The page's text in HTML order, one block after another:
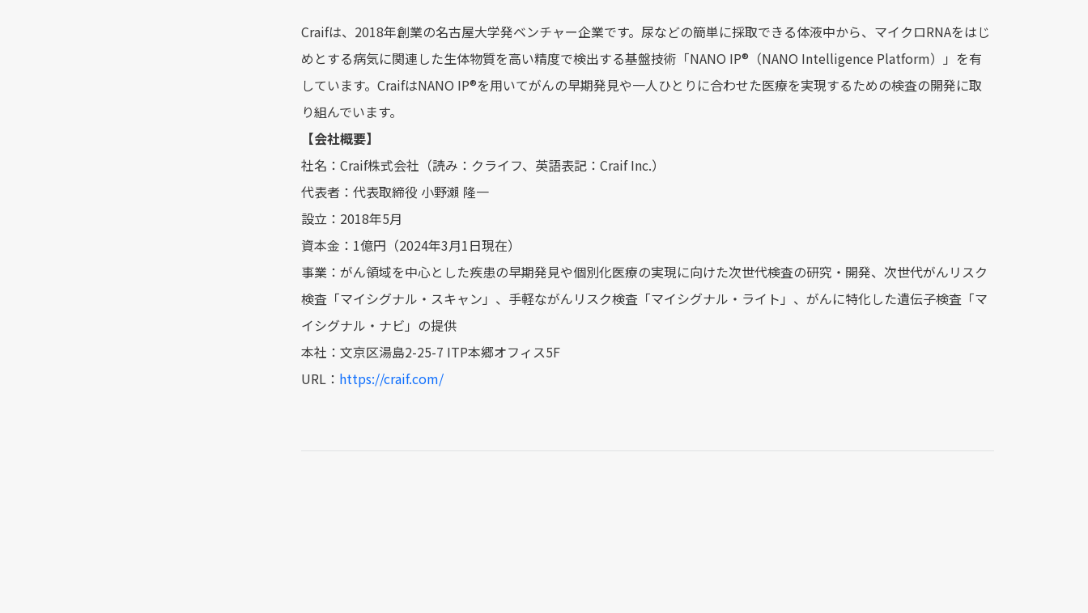
Craifは、2018年創業の名古屋大学発ベンチャー企業です。尿などの簡単に採取できる体液中から、マイクロRNAをはじ
めとする病気に関連した生体物質を高い精度で検出する基盤技術「NANO IP®︎（NANO Intelligence Platform）」を有
しています。CraifはNANO IP®︎を用いてがんの早期発見や一人ひとりに合わせた医療を実現するための検査の開発に取
り組んでいます。
【会社概要】
社名：Craif株式会社（読み：クライフ、英語表記：Craif Inc.）
代表者：代表取締役 小野瀨 隆一
設立：2018年5月
資本金：1億円（2024年3月1日現在）
事業：がん領域を中心とした疾患の早期発見や個別化医療の実現に向けた次世代検査の研究・開発、次世代がんリスク
検査「マイシグナル・スキャン」、手軽ながんリスク検査「マイシグナル・ライト」、がんに特化した遺伝子検査「マ
イシグナル・ナビ」の提供
本社：文京区湯島2-25-7 ITP本郷オフィス5F
URL： https://craif.com/